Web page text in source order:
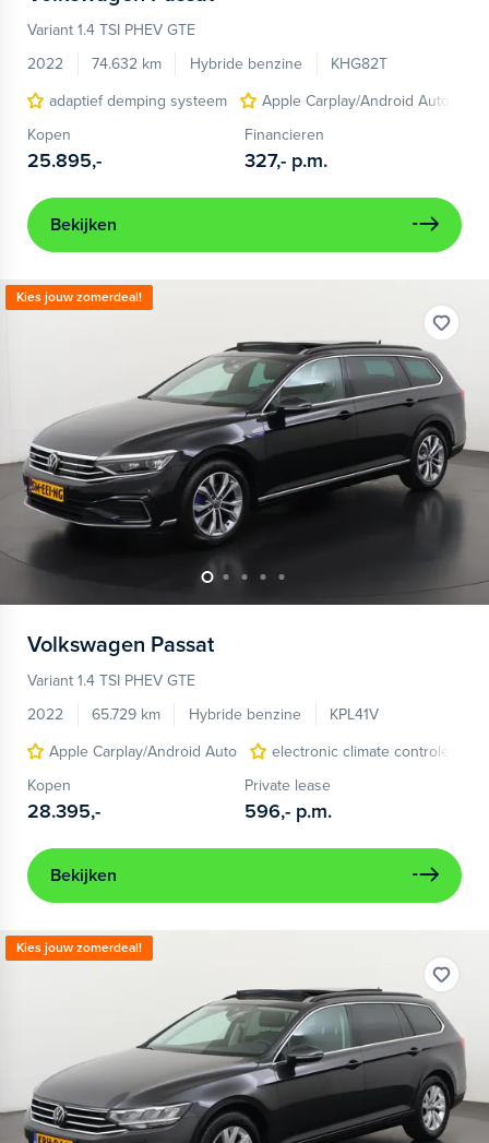
Variant 1.4 TSI PHEV GTE
2022
74.632 km Hybride benzine
KHG82T
adaptief demping systeem
Apple Carplay/Android Auto
Kopen
25.895,-
Financieren
327,- p.m.
Bekijken
Kies jouw zomerdeal!
Volkswagen Passat
Variant 1.4 TSI PHEV GTE
2022
65.729 km Hybride benzine
KPL41V
Apple Carplay/Android Auto
electronic climate controle
Kopen
28.395,-
Private lease
596,- p.m.
Bekijken
Kies jouw zomerdeal!